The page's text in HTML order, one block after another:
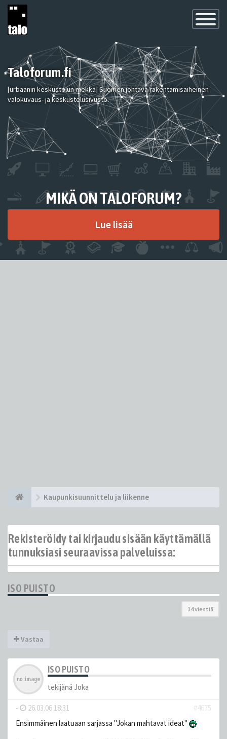
Toggle
Taloforum.fi
[urbaanin keskustelun mekka] Suomen johtava rakentamisaiheinen
valokuvaus- ja keskustelusivusto.
MIKÄ ON TALOFORUM?
Lue lisää
Kaupunkisuunnittelu ja liikenne
Rekisteröidy tai kirjaudu sisään käyttämällä
tunnuksiasi seuraavissa palveluissa:
ISO PUISTO
14 viestiä
Vastaa
ISO PUISTO
tekijänä Joka
- 26.03.06 18:31
#4675
Ensimmäinen laatuaan sarjassa "Jokan mahtavat ideat"